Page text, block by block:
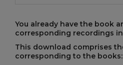
You already have the book
corresponding recordings
This download comprises
corresponding to the books: